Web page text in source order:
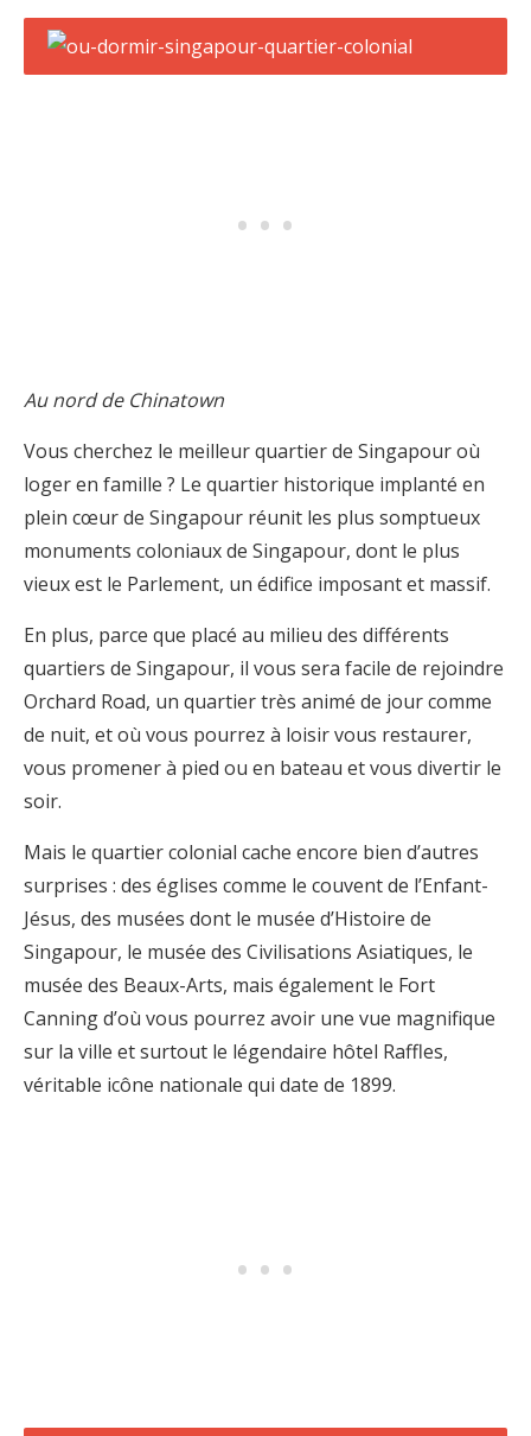
Au nord de Chinatown
Vous cherchez le meilleur quartier de Singapour où
loger en famille ? Le quartier historique implanté en
plein cœur de Singapour réunit les plus somptueux
monuments coloniaux de Singapour, dont le plus
vieux est le Parlement, un édifice imposant et massif.
En plus, parce que placé au milieu des différents
quartiers de Singapour, il vous sera facile de rejoindre
Orchard Road, un quartier très animé de jour comme
de nuit, et où vous pourrez à loisir vous restaurer,
vous promener à pied ou en bateau et vous divertir le
soir.
Mais le quartier colonial cache encore bien d’autres
surprises : des églises comme le couvent de l’Enfant-
Jésus, des musées dont le musée d’Histoire de
Singapour, le musée des Civilisations Asiatiques, le
musée des Beaux-Arts, mais également le Fort
Canning d’où vous pourrez avoir une vue magnifique
sur la ville et surtout le légendaire hôtel Raffles,
véritable icône nationale qui date de 1899.